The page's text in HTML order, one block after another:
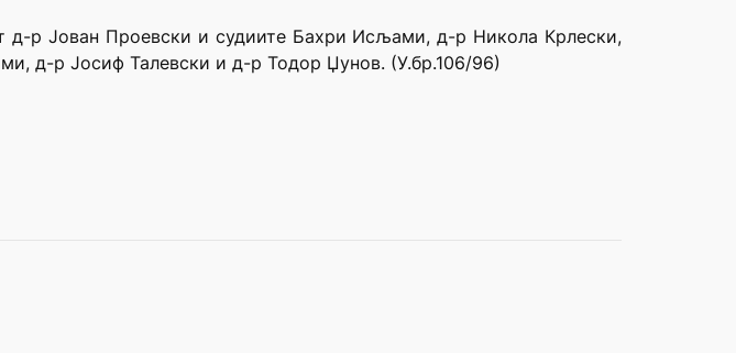
д-р Јован Проевски и судиите Бахри Исљами, д-р Никола Крлески,
д-р Јосиф Талевски и д-р Тодор Џунов. (У.бр.106/96)